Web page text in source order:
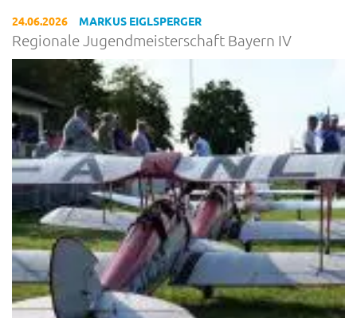
24.06.2026 MARKUS EIGLSPERGER
Regionale Jugendmeisterschaft Bayern IV